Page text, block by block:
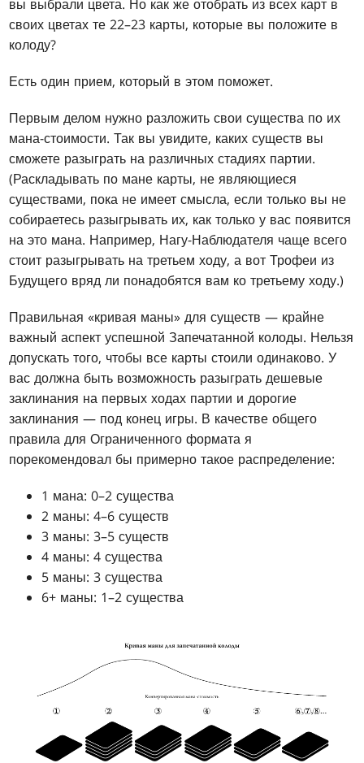
вы выбрали цвета. Но как же отобрать из всех карт в
своих цветах те 22–23 карты, которые вы положите в
колоду?
Есть один прием, который в этом поможет.
Первым делом нужно разложить свои существа по их
мана-стоимости. Так вы увидите, каких существ вы
сможете разыграть на различных стадиях партии.
(Раскладывать по мане карты, не являющиеся
существами, пока не имеет смысла, если только вы не
собираетесь разыгрывать их, как только у вас появится
на это мана. Например, Нагу-Наблюдателя чаще всего
стоит разыгрывать на третьем ходу, а вот Трофеи из
Будущего вряд ли понадобятся вам ко третьему ходу.)
Правильная «кривая маны» для существ — крайне
важный аспект успешной Запечатанной колоды. Нельзя
допускать того, чтобы все карты стоили одинаково. У
вас должна быть возможность разыграть дешевые
заклинания на первых ходах партии и дорогие
заклинания — под конец игры. В качестве общего
правила для Ограниченного формата я
порекомендовал бы примерно такое распределение:
1 мана: 0–2 существа
2 маны: 4–6 существ
3 маны: 3–5 существ
4 маны: 4 существа
5 маны: 3 существа
6+ маны: 1–2 существа